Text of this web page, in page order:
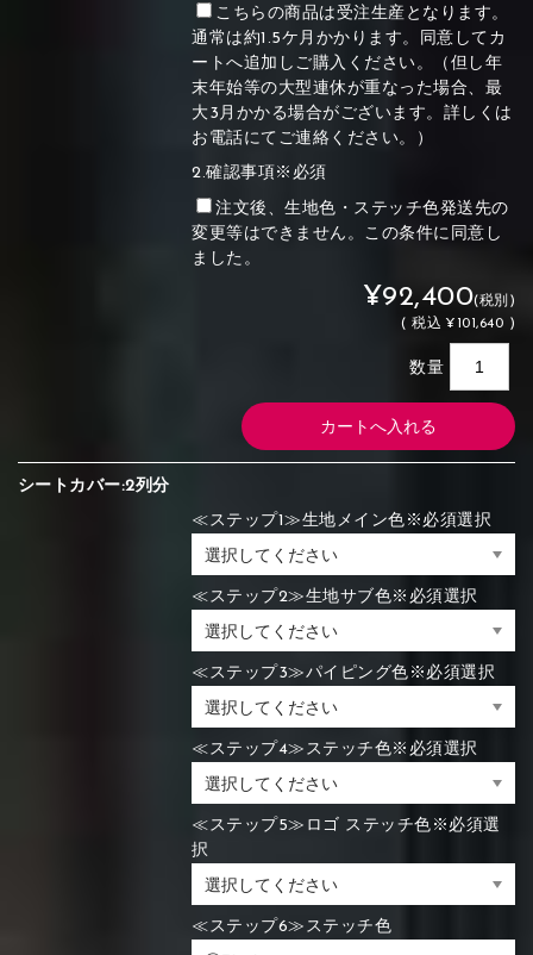
こちらの商品は受注生産となります。
通常は約1.5ケ月かかります。同意してカ
ートへ追加しご購入ください。（但し年
末年始等の大型連休が重なった場合、最
大3月かかる場合がございます。詳しくは
お電話にてご連絡ください。）
2.確認事項※必須
注文後、生地色・ステッチ色発送先の
変更等はできません。この条件に同意し
ました。
¥92,400(税別)
(税込 ¥101,640 )
数量
シートカバー:2列分
≪ステップ1≫生地メイン色※必須選択
≪ステップ2≫生地サブ色※必須選択
≪ステップ3≫パイピング色※必須選択
≪ステップ4≫ステッチ色※必須選択
≪ステップ5≫ロゴ ステッチ色※必須選
択
≪ステップ6≫ステッチ色